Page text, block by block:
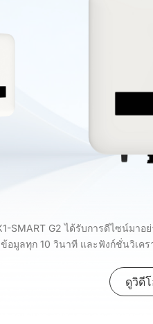
SMART G2 ได้รับการดีไซน์ม
อมูลทุก 10 วินาที และฟังก์ชั่นวิเค
ดูวิดี